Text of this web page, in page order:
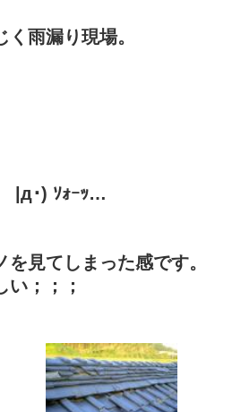
く雨漏り現場。
･) ｿｫｰｯ…
を見てしまった感です。
い；；；